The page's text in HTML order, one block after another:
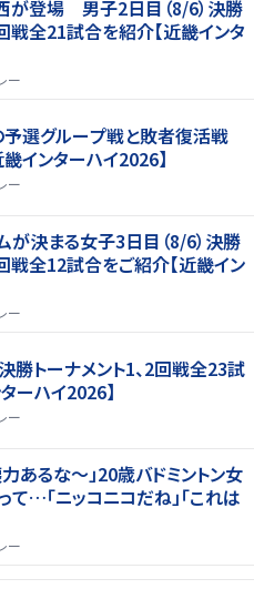
が登場 男子2日目（8/6）決勝
戦全21試合を紹介【近畿インタ
ー
予選グループ戦と敗者復活戦
インターハイ2026】
ー
決まる女子3日目（8/6）決勝
戦全12試合をご紹介【近畿イン
ー
勝トーナメント1、2回戦全23試
ーハイ2026】
ー
あるな〜」20歳バドミントン女
て…「ニッコニコだね」「これは
ー